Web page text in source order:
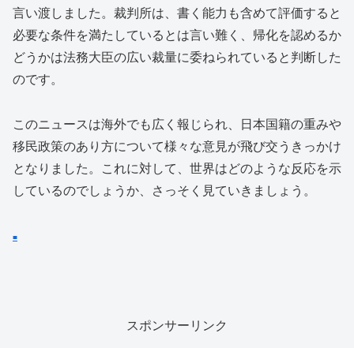
言い渡しました。裁判所は、書く能力も含めて評価すると
必要な条件を満たしているとは言い難く、帰化を認めるか
どうかは法務大臣の広い裁量に委ねられていると判断した
のです。
このニュースは海外でも広く報じられ、日本国籍の重みや
移民政策のあり方について様々な意見が飛び交うきっかけ
となりました。これに対して、世界はどのような反応を示
しているのでしょうか、さっそく見ていきましょう。
■
スポンサーリンク